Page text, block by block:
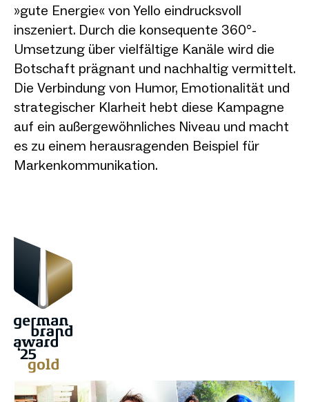
»gute Energie« von Yello eindrucksvoll
inszeniert. Durch die konsequente 360°-
Umsetzung über vielfältige Kanäle wird die
Botschaft prägnant und nachhaltig vermittelt.
Die Verbindung von Humor, Emotionalität und
strategischer Klarheit hebt diese Kampagne
auf ein außergewöhnliches Niveau und macht
es zu einem herausragenden Beispiel für
Markenkommunikation.